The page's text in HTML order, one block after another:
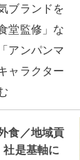
ブランドを
堂監修」な
アンパンマ
ャラクター
食／地域貢
是基軸に